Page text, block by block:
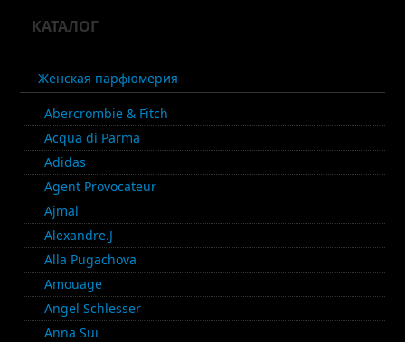
КАТАЛОГ
Женская парфюмерия
Abercrombie & Fitch
Acqua di Parma
Adidas
Agent Provocateur
Ajmal
Alexandre.J
Alla Pugachova
Amouage
Angel Schlesser
Anna Sui